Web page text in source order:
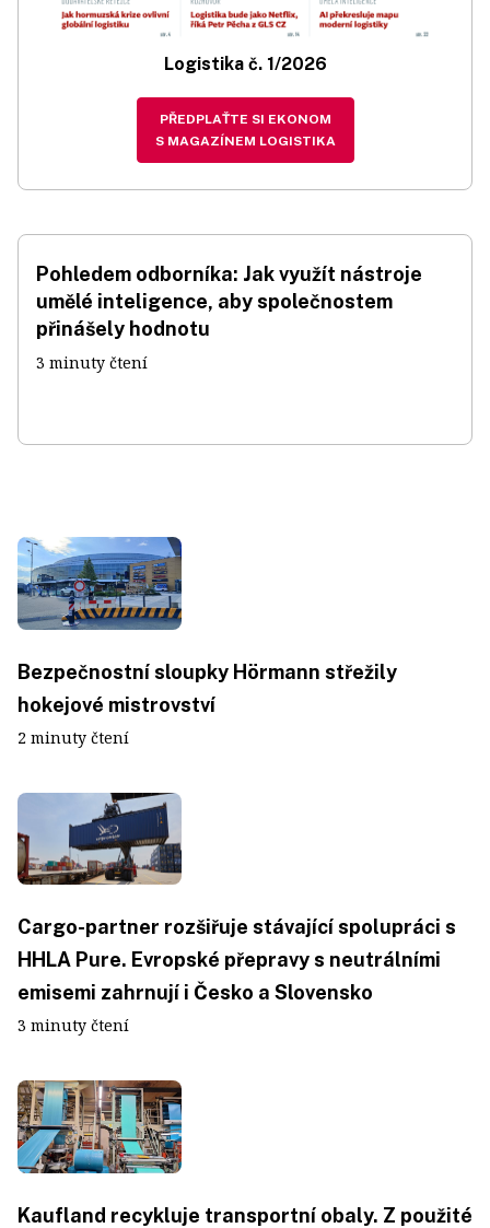
Logistika č. 1/2026
PŘEDPLAŤTE SI EKONOM
S MAGAZÍNEM LOGISTIKA
Pohledem odborníka: Jak využít nástroje
umělé inteligence, aby společnostem
přinášely hodnotu
3 minuty čtení
Bezpečnostní sloupky Hörmann střežily
hokejové mistrovství
2 minuty čtení
Cargo-partner rozšiřuje stávající spolupráci s
HHLA Pure. Evropské přepravy s neutrálními
emisemi zahrnují i Česko a Slovensko
3 minuty čtení
Kaufland recykluje transportní obaly. Z použité